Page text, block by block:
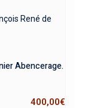
René de
Abencerage.
400,00€